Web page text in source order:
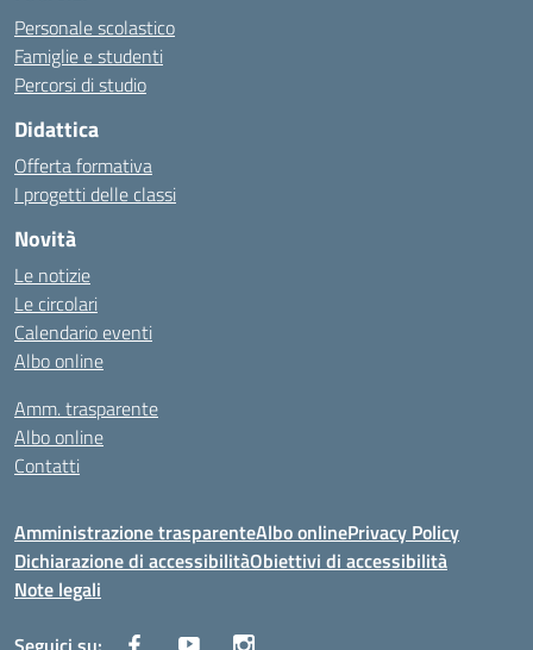
Personale scolastico
Famiglie e studenti
Percorsi di studio
Didattica
Offerta formativa
I progetti delle classi
Novità
Le notizie
Le circolari
Calendario eventi
Albo online
Amm. trasparente
Albo online
Contatti
Amministrazione trasparenteAlbo onlinePrivacy Policy
Dichiarazione di accessibilitàObiettivi di accessibilità
Note legali